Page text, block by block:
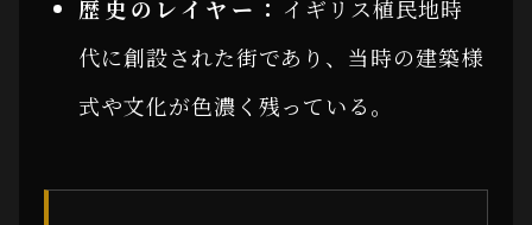
歴史のレイヤー： イギリス植民地時
代に創設された街であり、当時の建築様
式や文化が色濃く残っている。